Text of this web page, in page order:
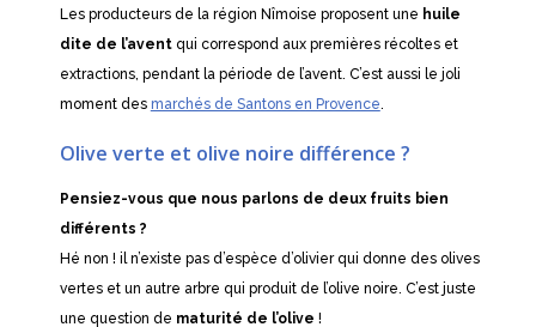
Les producteurs de la région Nîmoise proposent une huile
dite de l’aventqui correspond aux premières récoltes et
extractions, pendant la période de l’avent. C’est aussi le joli
moment des marchés de Santons en Provence.
Olive verte et olive noire différence ?
Pensiez-vous que nous parlons de deux fruits bien
différents ?
Hé non ! il n’existe pas d’espèce d’olivier qui donne des olives
vertes et un autre arbre qui produit de l’olive noire. C’est juste
une question de maturité de l’olive !